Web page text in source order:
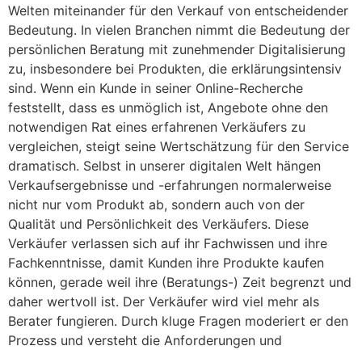
Welten miteinander für den Verkauf von entscheidender
Bedeutung. In vielen Branchen nimmt die Bedeutung der
persönlichen Beratung mit zunehmender Digitalisierung
zu, insbesondere bei Produkten, die erklärungsintensiv
sind. Wenn ein Kunde in seiner Online-Recherche
feststellt, dass es unmöglich ist, Angebote ohne den
notwendigen Rat eines erfahrenen Verkäufers zu
vergleichen, steigt seine Wertschätzung für den Service
dramatisch. Selbst in unserer digitalen Welt hängen
Verkaufsergebnisse und -erfahrungen normalerweise
nicht nur vom Produkt ab, sondern auch von der
Qualität und Persönlichkeit des Verkäufers. Diese
Verkäufer verlassen sich auf ihr Fachwissen und ihre
Fachkenntnisse, damit Kunden ihre Produkte kaufen
können, gerade weil ihre (Beratungs-) Zeit begrenzt und
daher wertvoll ist. Der Verkäufer wird viel mehr als
Berater fungieren. Durch kluge Fragen moderiert er den
Prozess und versteht die Anforderungen und